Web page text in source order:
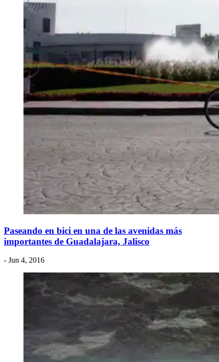
Paseando en bici en una de las avenidas más
importantes de Guadalajara, Jalisco
- Jun 4, 2016